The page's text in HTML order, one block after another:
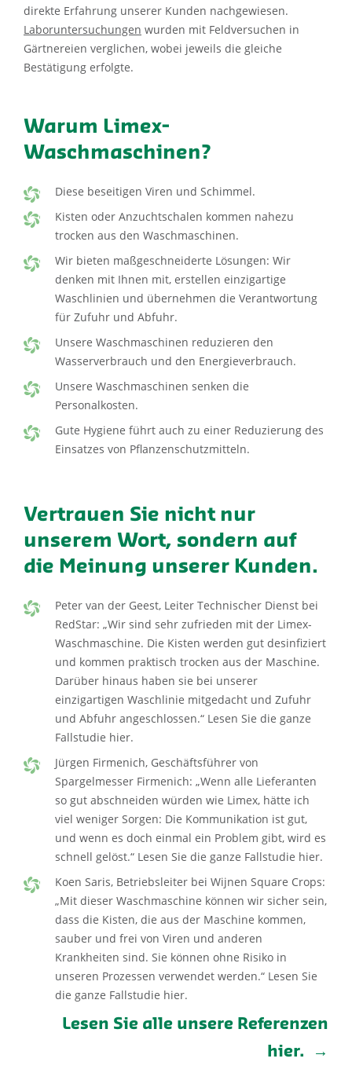
direkte Erfahrung unserer Kunden nachgewiesen.
Laboruntersuchungen wurden mit Feldversuchen in
Gärtnereien verglichen, wobei jeweils die gleiche
Bestätigung erfolgte.
Warum Limex-
Waschmaschinen?
Diese beseitigen Viren und Schimmel.
Kisten oder Anzuchtschalen kommen nahezu
trocken aus den Waschmaschinen.
Wir bieten maßgeschneiderte Lösungen: Wir
denken mit Ihnen mit, erstellen einzigartige
Waschlinien und übernehmen die Verantwortung
für Zufuhr und Abfuhr.
Unsere Waschmaschinen reduzieren den
Wasserverbrauch und den Energieverbrauch.
Unsere Waschmaschinen senken die
Personalkosten.
Gute Hygiene führt auch zu einer Reduzierung des
Einsatzes von Pflanzenschutzmitteln.
Vertrauen Sie nicht nur
unserem Wort, sondern auf
die Meinung unserer Kunden.
Peter van der Geest, Leiter Technischer Dienst bei
RedStar: „Wir sind sehr zufrieden mit der Limex-
Waschmaschine. Die Kisten werden gut desinfiziert
und kommen praktisch trocken aus der Maschine.
Darüber hinaus haben sie bei unserer
einzigartigen Waschlinie mitgedacht und Zufuhr
und Abfuhr angeschlossen.“ Lesen Sie die ganze
Fallstudie hier.
Jürgen Firmenich, Geschäftsführer von
Spargelmesser Firmenich: „Wenn alle Lieferanten
so gut abschneiden würden wie Limex, hätte ich
viel weniger Sorgen: Die Kommunikation ist gut,
und wenn es doch einmal ein Problem gibt, wird es
schnell gelöst.“ Lesen Sie die ganze Fallstudie hier.
Koen Saris, Betriebsleiter bei Wijnen Square Crops:
„Mit dieser Waschmaschine können wir sicher sein,
dass die Kisten, die aus der Maschine kommen,
sauber und frei von Viren und anderen
Krankheiten sind. Sie können ohne Risiko in
unseren Prozessen verwendet werden.“ Lesen Sie
die ganze Fallstudie hier.
Lesen Sie alle unsere Referenzen
hier.